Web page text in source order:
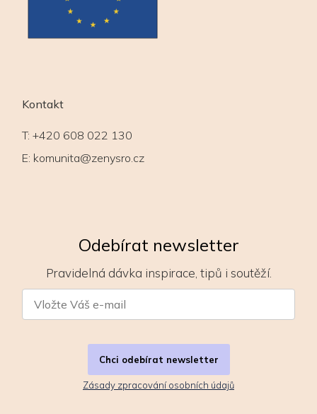
Kontakt
T: +420 608 022 130
E: komunita@zenysro.cz
Odebírat newsletter
Pravidelná dávka inspirace, tipů i soutěží.
Chci odebírat newsletter
Zásady zpracování osobních údajů